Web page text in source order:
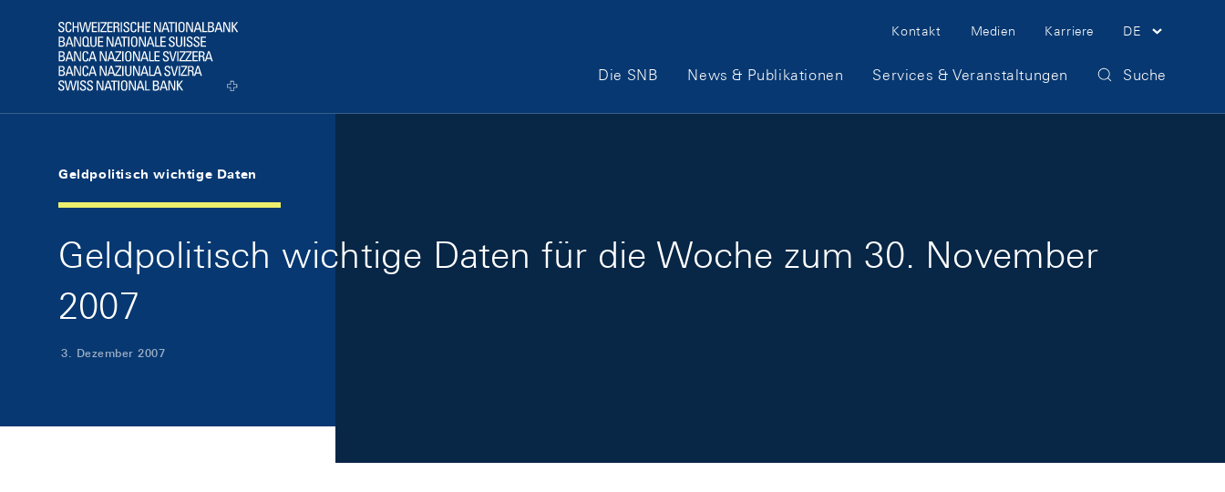
Logo
Meta Navigation
Kontakt Medien Karriere DE
Hauptnavigation
Die SNB News & Publikationen Services & Veranstaltungen Suche
Geldpolitisch wichtige Daten
Geldpolitisch wichtige Daten für die Woche zum 30. November
2007
3. Dezember 2007